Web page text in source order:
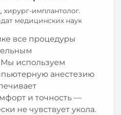
хирург-имплантолог.
медицинских наук
все процедуры
используем
анестезию
и точность —
не чувствует укола.